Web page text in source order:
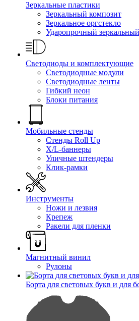
Зеркальные пластики
Зеркальный композит
Зеркальное оргстекло
Ударопрочный
Светодиоды и комплектующие
Светодиодные модули
Светодиодные ленты
Гибкий неон
Блоки питания
Мобильные стенды
Стенды Roll Up
X/L-баннеры
Уличные штендеры
Клик-рамки
Инструменты
Ножи и лезвия
Крепеж
Ракели для пленки
Магнитный винил
Рулоны
Борта для световых букв и для